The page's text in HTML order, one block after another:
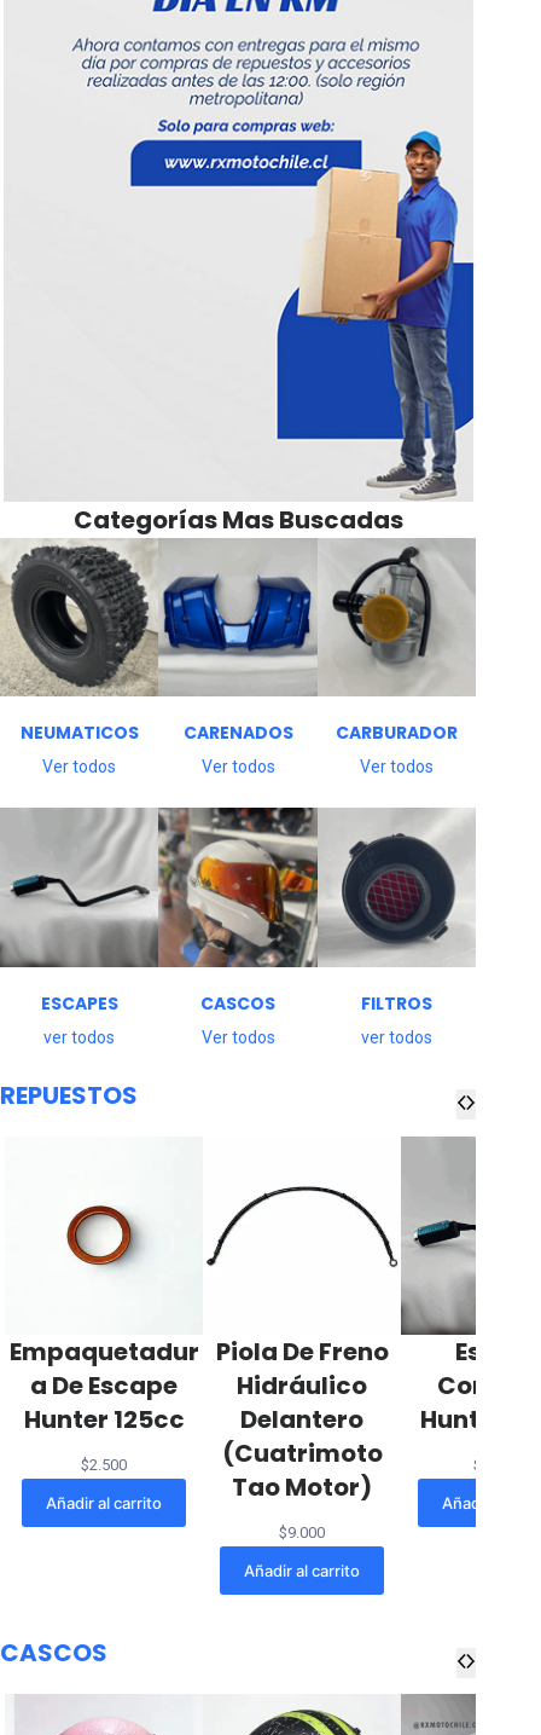
Categorías Mas Buscadas
NEUMATICOS
Ver todos
CARENADOS
Ver todos
CARBURADOR
Ver todos
ESCAPES
ver todos
CASCOS
Ver todos
FILTROS
ver todos
REPUESTOS
Empaquetadur
A De Escape
Hunter 125cc
$2.500
Añadir al carrito
Piola De Freno
Hidráulico
Delantero
(Cuatrimoto
Tao Motor)
$9.000
Añadir al carrito
Hunter
$
Añadir al
CASCOS